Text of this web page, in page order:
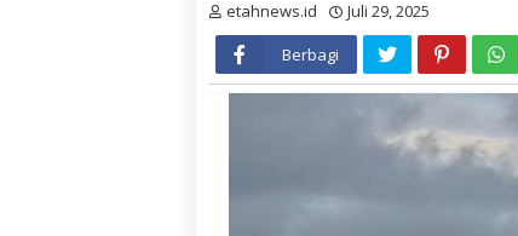
etahnews.id
Juli 29, 2025
Berbagi